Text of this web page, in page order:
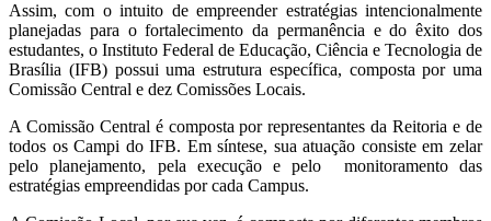
Assim, com o intuito de empreender estratégias intencionalmente
planejadas para o fortalecimento da permanência e do êxito dos
estudantes, o Instituto Federal de Educação, Ciência e Tecnologia de
Brasília (IFB) possui uma estrutura específica, composta por uma
Comissão Central e dez Comissões Locais.
A Comissão Central é composta por representantes da Reitoria e de
todos os Campi do IFB. Em síntese, sua atuação consiste em zelar
pelo planejamento, pela execução e pelo monitoramento das
estratégias empreendidas por cada Campus.